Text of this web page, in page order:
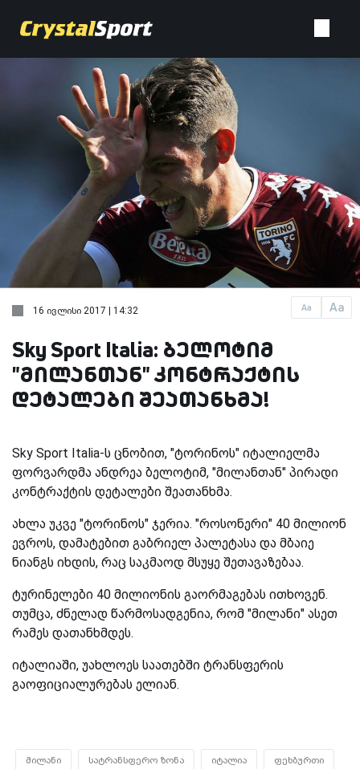
Aa Aa
16 ივლისი 2017 | 14:32
Sky Sport Italia: ბელოტიმ
"მილანთან" კონტრაქტის
დეტალები შეათანხმა!
Sky Sport Italia-ს ცნობით, "ტორინოს" იტალიელმა
ფორვარდმა ანდრეა ბელოტიმ, "მილანთან" პირადი
კონტრაქტის დეტალები შეათანხმა.
ახლა უკვე "ტორინოს" ჯერია. "როსონერი" 40 მილიონ
ევროს, დამატებით გაბრიელ პალეტასა და მბაიე
ნიანგს იხდის, რაც საკმაოდ მსუყე შეთავაზებაა.
ტურინელები 40 მილიონის გაორმაგებას ითხოვენ.
თუმცა, ძნელად წარმოსადგენია, რომ "მილანი" ასეთ
რამეს დათანხმდეს.
იტალიაში, უახლოეს საათებში ტრანსფერის
გაოფიციალურებას ელიან.
მილანი სატრანსფერო ზონა იტალია ფეხბურთი